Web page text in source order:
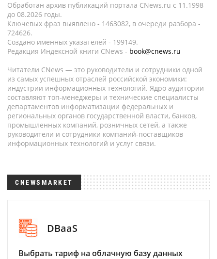
Обработан архив публикаций портала CNews.ru c 11.1998
до 08.2026 годы.
Ключевых фраз выявлено - 1463082, в очереди разбора -
724626.
Создано именных указателей - 199149.
Редакция Индексной книги CNews - book@cnews.ru
Читатели CNews — это руководители и сотрудники одной
из самых успешных отраслей российской экономики:
индустрии информационных технологий. Ядро аудитории
составляют топ-менеджеры и технические специалисты
департаментов информатизации федеральных и
региональных органов государственной власти, банков,
промышленных компаний, розничных сетей, а также
руководители и сотрудники компаний-поставщиков
информационных технологий и услуг связи.
CNEWSMARKET
DBaaS
Выбрать тариф на облачную базу данных